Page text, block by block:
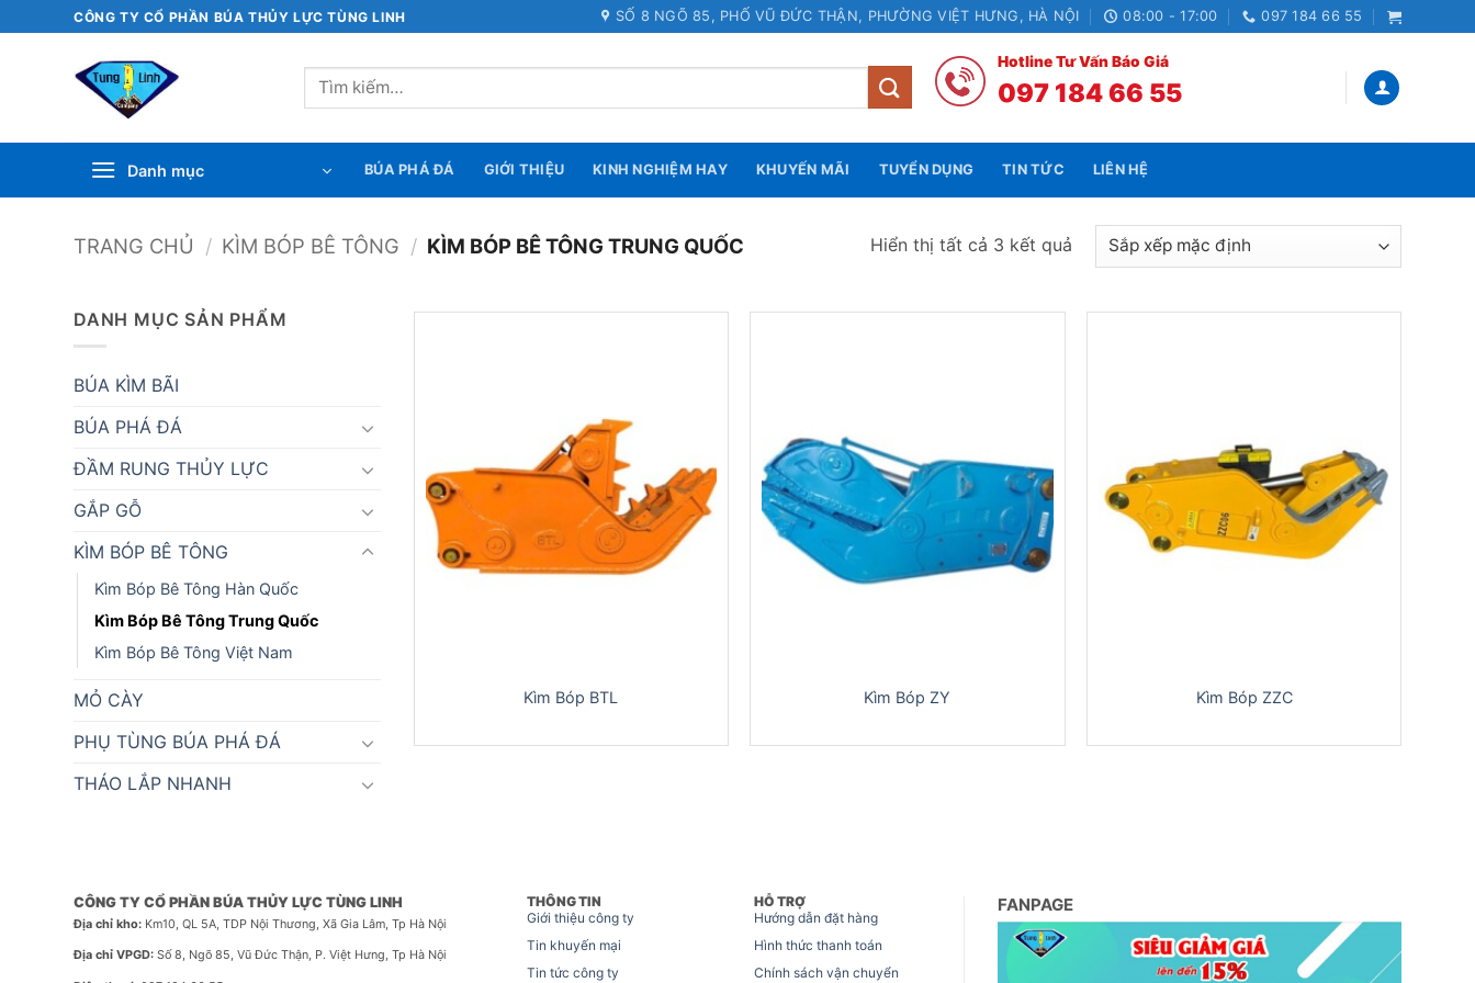
qua
CÔNG TY CỔ PHẦN BÚA THỦY LỰC TÙNG LINH SỐ 8 NGÕ 85, PHỐ VŨ ĐỨC THẬN, PHƯỜNG VIỆT HƯNG, HÀ NỘI 08:00 - 17:00 097 184 66 55
Tìm
kiếm:
Hotline Tư Vấn Báo Giá
097 184 66 55
Danh mục BÚA PHÁ ĐÁ GIỚI THIỆU KINH NGHIỆM HAY KHUYẾN MÃI TUYỂN DỤNG TIN TỨC LIÊN HỆ
TRANG CHỦ / KÌM BÓP BÊ TÔNG / KÌM BÓP BÊ TÔNG TRUNG QUỐC Hiển thị tất cả 3 kết quả
DANH MỤC SẢN PHẨM
BÚA KÌM BÃI
BÚA PHÁ ĐÁ
ĐẦM RUNG THỦY LỰC
GẮP GỖ
KÌM BÓP BÊ TÔNG
Kìm Bóp Bê Tông Hàn Quốc
Kìm Bóp Bê Tông Trung Quốc
Kìm Bóp Bê Tông Việt Nam
MỎ CÀY
PHỤ TÙNG BÚA PHÁ ĐÁ
THÁO LẮP NHANH
Kìm Bóp BTL Kìm Bóp ZY Kìm Bóp ZZC
CÔNG TY CỔ PHẦN BÚA THỦY LỰC TÙNG LINH
Địa chỉ kho: Km10, QL 5A, TDP Nội Thương, Xã Gia Lâm, Tp Hà Nội
Địa chỉ VPGD: Số 8, Ngõ 85, Vũ Đức Thận, P. Việt Hưng, Tp Hà Nội
THÔNG TIN
Giới thiệu công ty
Tin khuyến mại
Tin tức công ty
HỖ TRỢ
Hướng dẫn đặt hàng
Hình thức thanh toán
Chính sách vận chuyển
FANPAGE